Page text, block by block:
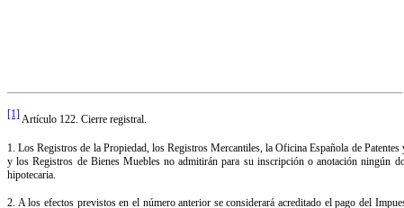
[1] Artículo 122. Cierre registral.
1. Los Registros de la Propiedad, los Registros Mercantiles, la Oficina Española de
y los Registros de Bienes Muebles no admitirán para su inscripción o anotación ningún
hipotecaria.
2. A los efectos previstos en el número anterior se considerará acreditado el pago del